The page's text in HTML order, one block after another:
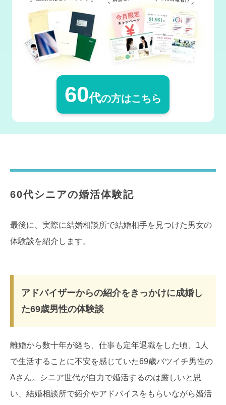
60代の方はこちら
60代シニアの婚活体験記
最後に、実際に結婚相談所で結婚相手を見つけた男女の
体験談を紹介します。
アドバイザーからの紹介をきっかけに成婚し
た69歳男性の体験談
離婚から数十年が経ち、仕事も定年退職をした頃、1人
で生活することに不安を感じていた69歳バツイチ男性の
Aさん。シニア世代が自力で婚活するのは厳しいと思
い、結婚相談所で紹介やアドバイスをもらいながら婚活